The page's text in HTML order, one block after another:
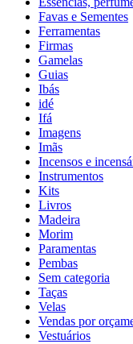
Favas e Sementes
Ferramentas
Firmas
Gamelas
Guias
Ibás
idé
Ifá
Imagens
Imãs
Incensos e
Instrumentos
Kits
Livros
Madeira
Morim
Paramentas
Pembas
Sem categoria
Taças
Velas
Vendas por
Vestuários